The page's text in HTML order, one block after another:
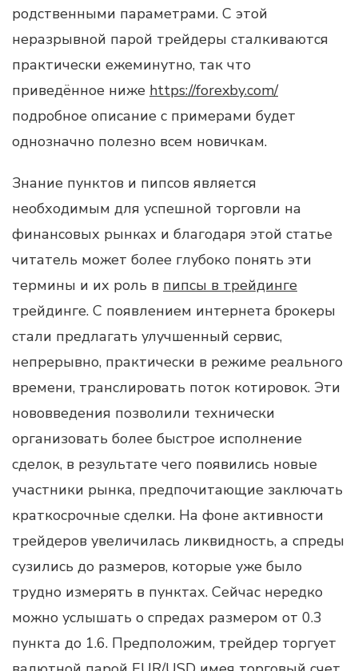
родственными параметрами. С этой
неразрывной парой трейдеры сталкиваются
практически ежеминутно, так что
приведённое ниже https://forexby.com/
подробное описание с примерами будет
однозначно полезно всем новичкам.
Знание пунктов и пипсов является
необходимым для успешной торговли на
финансовых рынках и благодаря этой статье
читатель может более глубоко понять эти
термины и их роль в пипсы в трейдинге
трейдинге. С появлением интернета брокеры
стали предлагать улучшенный сервис,
непрерывно, практически в режиме реального
времени, транслировать поток котировок. Эти
нововведения позволили технически
организовать более быстрое исполнение
сделок, в результате чего появились новые
участники рынка, предпочитающие заключать
краткосрочные сделки. На фоне активности
трейдеров увеличилась ликвидность, а спреды
сузились до размеров, которые уже было
трудно измерять в пунктах. Сейчас нередко
можно услышать о спредах размером от 0.3
пункта до 1.6. Предположим, трейдер торгует